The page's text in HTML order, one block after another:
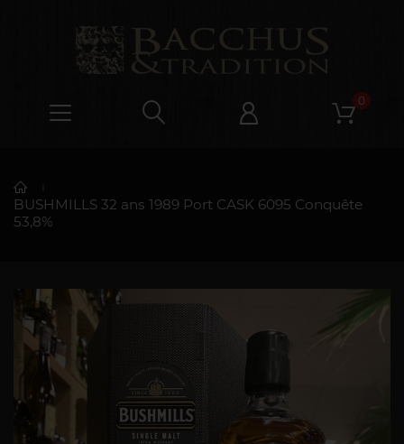
0
BUSHMILLS 32 ans 1989 Port CASK 6095 Conquête
53,8%